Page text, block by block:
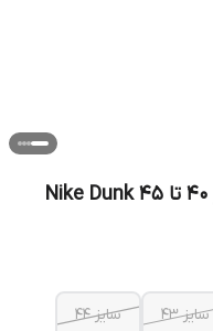
کتونی نایک اس بی استاسی سایز ۴۰ تا ۴۵ Nike Dunk
سایز ۴۳ سایز ۴۴